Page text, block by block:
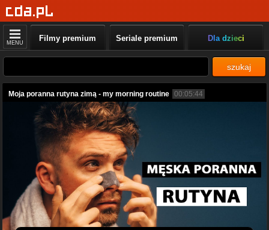
MENU Filmy premium Seriale premium Dla dzieci
szukaj
Moja poranna rutyna zimą - my morning routine 00:05:44